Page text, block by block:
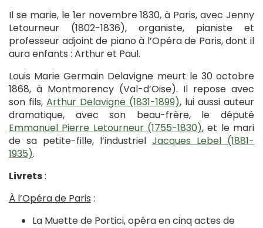
Il se marie, le 1er novembre 1830, à Paris, avec Jenny
Letourneur (1802-1836), organiste, pianiste et
professeur adjoint de piano à l’Opéra de Paris, dont il
aura enfants : Arthur et Paul.
Louis Marie Germain Delavigne meurt le 30 octobre
1868, à Montmorency (Val-d’Oise). Il repose avec
son fils, Arthur Delavigne (1831-1899), lui aussi auteur
dramatique, avec son beau-frère, le député
Emmanuel Pierre Letourneur (1755-1830), et le mari
de sa petite-fille, l’industriel Jacques Lebel (1881-
1935).
Livrets:
À l’Opéra de Paris :
La Muette de Portici, opéra en cinq actes de